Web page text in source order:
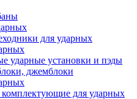
для ударных
ударные установки и пэды
джемблоки
для ударных